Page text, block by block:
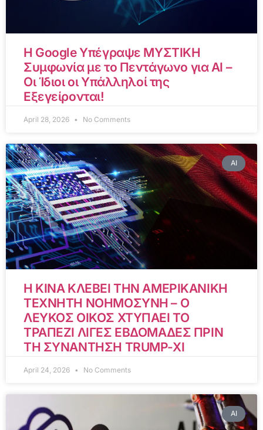
Η Google Υπέγραψε ΜΥΣΤΙΚΗ
Συμφωνία με το Πεντάγωνο για AI –
Οι Ίδιοι οι Υπάλληλοί της
Εξεγείρονται!
April 28, 2026 No Comments
AI
Η ΚΙΝΑ ΚΛΕΒΕΙ ΤΗΝ ΑΜΕΡΙΚΑΝΙΚΗ
ΤΕΧΝΗΤΗ ΝΟΗΜΟΣΥΝΗ – Ο
ΛΕΥΚΟΣ ΟΙΚΟΣ ΧΤΥΠΑΕΙ ΤΟ
ΤΡΑΠΕΖΙ ΛΙΓΕΣ ΕΒΔΟΜΑΔΕΣ ΠΡΙΝ
ΤΗ ΣΥΝΑΝΤΗΣΗ TRUMP-XI
April 24, 2026 No Comments
AI